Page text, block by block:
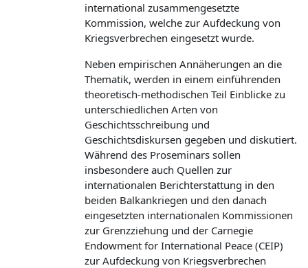
international zusammengesetzte
Kommission, welche zur Aufdeckung von
Kriegsverbrechen eingesetzt wurde.
Neben empirischen Annäherungen an die
Thematik, werden in einem einführenden
theoretisch-methodischen Teil Einblicke zu
unterschiedlichen Arten von
Geschichtsschreibung und
Geschichtsdiskursen gegeben und diskutiert.
Während des Proseminars sollen
insbesondere auch Quellen zur
internationalen Berichterstattung in den
beiden Balkankriegen und den danach
eingesetzten internationalen Kommissionen
zur Grenzziehung und der Carnegie
Endowment for International Peace (CEIP)
zur Aufdeckung von Kriegsverbrechen